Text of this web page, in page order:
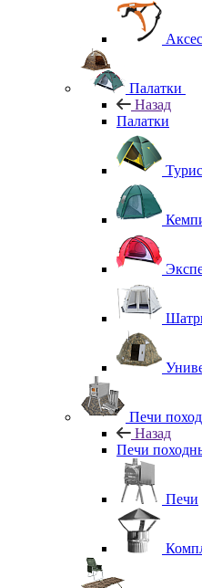
Палатки
Назад
Палатки
Печи
Назад
Печи
Печи